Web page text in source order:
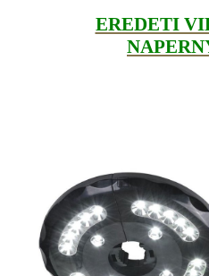
EREDETI